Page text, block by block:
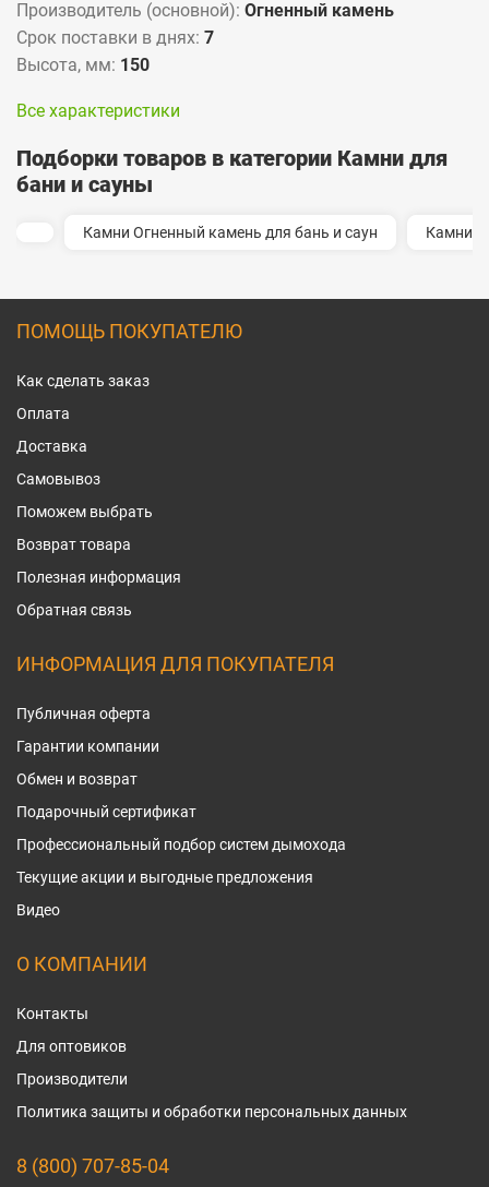
Производитель (основной): Огненный камень
Срок поставки в днях: 7
Высота, мм: 150
Все характеристики
Подборки товаров в категории Камни для
бани и сауны
Камни Огненный камень для бань и саун Камни
ПОМОЩЬ ПОКУПАТЕЛЮ
Как сделать заказ
Оплата
Доставка
Самовывоз
Поможем выбрать
Возврат товара
Полезная информация
Обратная связь
ИНФОРМАЦИЯ ДЛЯ ПОКУПАТЕЛЯ
Публичная оферта
Гарантии компании
Обмен и возврат
Подарочный сертификат
Профессиональный подбор систем дымохода
Текущие акции и выгодные предложения
Видео
О КОМПАНИИ
Контакты
Для оптовиков
Производители
Политика защиты и обработки персональных данных
8 (800) 707-85-04